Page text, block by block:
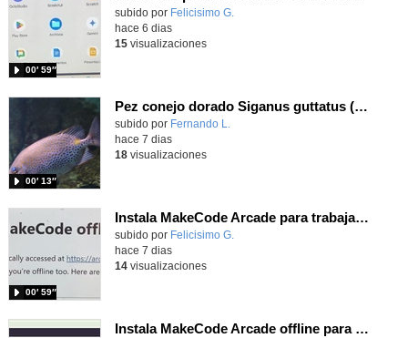
Contenido educativo.
subido por Felicisimo G.
00′ 59″
hace 6 dias
15visualizaciones
Pez conejo dorado Siganus guttatus (Bloch, 1786)
Contenido educativo.
subido por Fernando L.
00′ 13″
hace 7 dias
18visualizaciones
Instala MakeCode Arcade para trabajar offline en tu tablet, ordenador, Chromebook
Contenido educativo.
subido por Felicisimo G.
00′ 59″
hace 7 dias
14visualizaciones
Instala MakeCode Arcade offline para programar grandes juegos sin necesidad de Internet